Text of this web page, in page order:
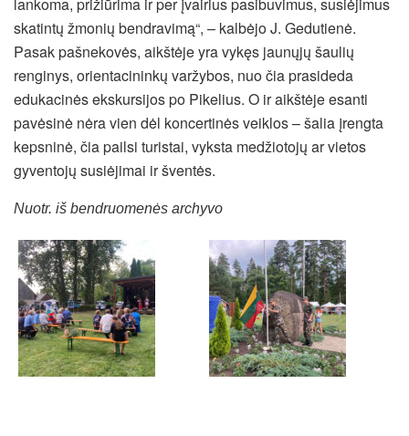
lankoma, prižiūrima ir per įvairius pasibuvimus, susiėjimus
skatintų žmonių bendravimą“, – kalbėjo J. Gedutienė.
Pasak pašnekovės, aikštėje yra vykęs jaunųjų šaulių
renginys, orientacininkų varžybos, nuo čia prasideda
edukacinės ekskursijos po Pikelius. O ir aikštėje esanti
pavėsinė nėra vien dėl koncertinės veiklos – šalia įrengta
kepsninė, čia pailsi turistai, vyksta medžiotojų ar vietos
gyventojų susiėjimai ir šventės.
Nuotr. iš bendruomenės archyvo